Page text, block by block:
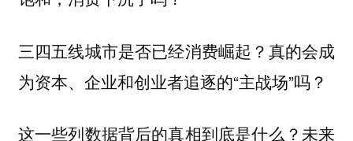
三四五线城市是否已经消费崛起？真的会成
为资本、企业和创业者追逐的“主战场”吗？
这一些列数据背后的真相到底是什么？未来